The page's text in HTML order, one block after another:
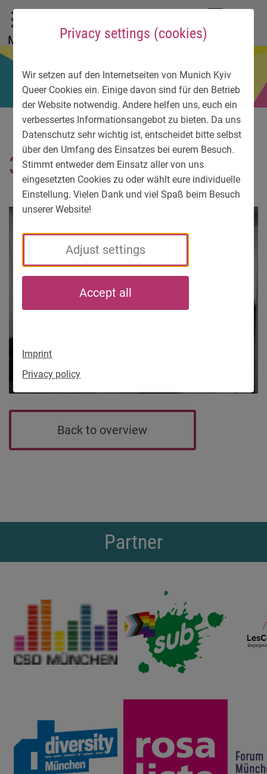
Privacy settings (cookies)
Wir setzen auf den Internetseiten von Munich Kyiv
Queer Cookies ein. Einige davon sind für den Betrieb
der Website notwendig. Andere helfen uns, euch ein
verbessertes Informationsangebot zu bieten. Da uns
Datenschutz sehr wichtig ist, entscheidet bitte selbst
über den Umfang des Einsatzes bei eurem Besuch.
Stimmt entweder dem Einsatz aller von uns
eingesetzten Cookies zu oder wählt eure individuelle
Einstellung. Vielen Dank und viel Spaß beim Besuch
unserer Website!
Adjust settings
Accept all
Imprint
Privacy policy
To main menu
To language menu
To search
To content
To service information
Menu
3568-3
Back to overview
Partner